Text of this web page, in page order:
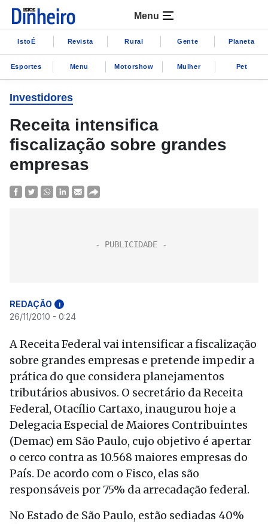
Menu
IstoÉ Revista Rural Gente Planeta
Esportes Menu Motorshow Mulher Pet
Investidores
Receita intensifica
fiscalização sobre grandes
empresas
REDAÇÃO i
26/11/2010 - 0:24
A Receita Federal vai intensificar a fiscalização
sobre grandes empresas e pretende impedir a
prática do que considera planejamentos
tributários abusivos. O secretário da Receita
Federal, Otacílio Cartaxo, inaugurou hoje a
Delegacia Especial de Maiores Contribuintes
(Demac) em São Paulo, cujo objetivo é apertar
o cerco contra as 10.568 maiores empresas do
País. De acordo com o Fisco, elas são
responsáveis por 75% da arrecadação federal.
No Estado de São Paulo, estão sediadas 40%